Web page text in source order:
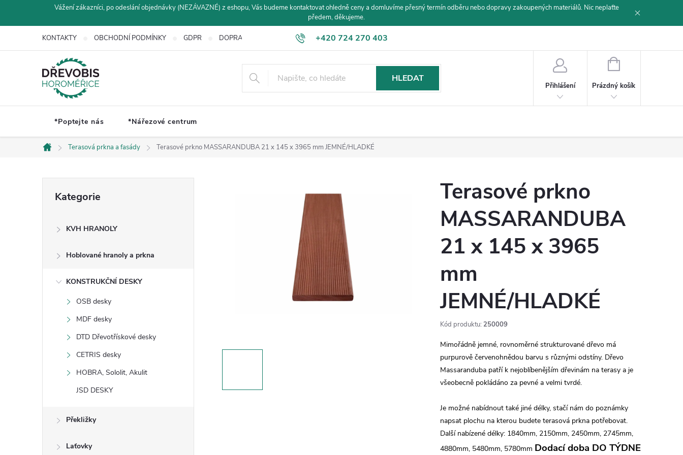
Vážení zákazníci, po odeslání objednávky (NEZÁVAZNÉ) z eshopu, Vás budeme kontaktovat ohledně ceny a domluvíme přesný termín odběru nebo dopravy zakoupených materiálů. Nic neplaťte
předem, děkujeme.
+420 724 270 403
KONTAKTY OBCHODNÍ PODMÍNKY GDPR DOPRAVA A PLATBA
HLEDAT
Přihlášení
NÁKUPNÍ
Prázdný košík
*Poptejte nás *Nářezové centrum
Domů
Terasová prkna a fasády Terasové prkno MASSARANDUBA 21 x 145 x 3965 mm JEMNÉ/HLADKÉ
kategorie
Kategorie
KVH HRANOLY
Hoblované hranoly a prkna
KONSTRUKČNÍ DESKY
OSB desky
MDF desky
DTD Dřevotřískové desky
CETRIS desky
HOBRA, Sololit, Akulit
JSD DESKY
Překližky
Laťovky
Terasové prkno
MASSARANDUBA
21 x 145 x 3965
mm
JEMNÉ/HLADKÉ
Kód produktu: 250009
Mimořádně jemné, rovnoměrné strukturované dřevo má
purpurově červenohnědou barvu s různými odstíny. Dřevo
Massaranduba patří k nejoblíbenějším dřevinám na terasy a je
všeobecně pokládáno za pevné a velmi tvrdé.
Je možné nabídnout také jiné délky, stačí nám do poznámky
napsat plochu na kterou budete terasová prkna potřebovat.
Další nabízené délky: 1840mm, 2150mm, 2450mm, 2745mm,
4880mm, 5480mm, 5780mm Dodací doba DO TÝDNE